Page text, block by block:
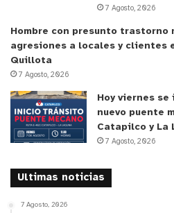
7 Agosto, 2026
Hombre con presunto
agresiones a locales y clientes
Quillota
7 Agosto, 2026
Hoy viernes
nuevo puente
Catapilco y La
7 Agosto, 2026
Ultimas noticias
7 Agosto, 2026